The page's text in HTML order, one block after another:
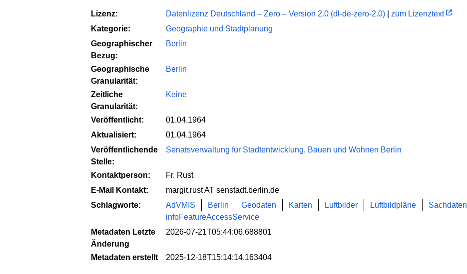
Lizenz: Datenlizenz Deutschland – Zero – Version 2.0 (dl-de-zero-2.0)
zum Lizenztext
Kategorie:
Geographie und Stadtplanung
Geographischer
Bezug:
Berlin
Geographische
Granularität:
Berlin
Zeitliche
Granularität:
Keine
Veröffentlicht:
01.04.1964
Aktualisiert:
01.04.1964
Veröffentlichende
Stelle:
Senatsverwaltung für Stadtentwicklung, Bauen und Wohnen Berlin
Kontaktperson:
Fr. Rust
E-Mail Kontakt:
margit.rust AT senstadt.berlin.de
Schlagworte:
AdVMIS Berlin Geodaten Karten Luftbilder Luftbildpläne Sachdaten
infoFeatureAccessService
Metadaten Letzte
Änderung
2026-07-21T05:44:06.688801
Metadaten erstellt 2025-12-18T15:14:14.163404